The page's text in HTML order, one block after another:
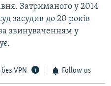
Затриманого у 2014
засудив до 20 років
звинуваченням у
VPN Follow us